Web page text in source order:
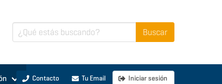
Contacto Tu Email Iniciar sesión